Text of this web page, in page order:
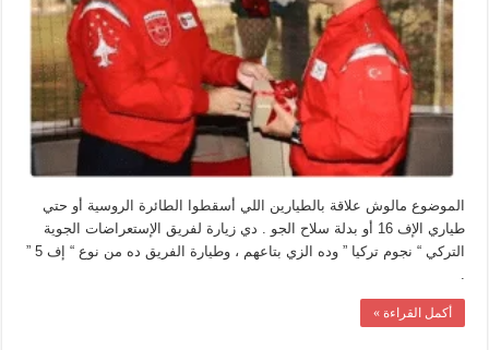
الموضوع مالوش علاقة بالطيارين اللي أسقطوا الطائرة الروسية أو حتي
طياري الإف 16 أو بدلة سلاح الجو . دي زيارة لفريق الإستعراضات الجوية
التركي “ نجوم تركيا ” وده الزي بتاعهم ، وطيارة الفريق ده من نوع “ إف 5 ”
.
أكمل القراءة »